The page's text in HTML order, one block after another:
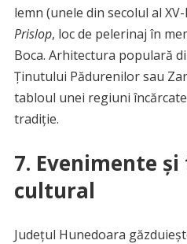
lemn (unele din secolul al
Prislop, loc de pelerinaj în
Boca. Arhitectura populară
Ținutului Pădurenilor sau
tabloul unei regiuni
tradiție.
7. Evenimente
cultural
Județul Hunedoara